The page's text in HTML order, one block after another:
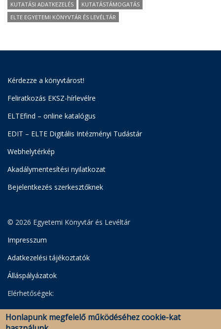
KUTATÁSI ADATKEZELÉS
KUTATÁSTÁMOGATÁS
ELTE EGYETEMI KÖNYVTÁR ÉS LEVÉLTÁR
Kérdezze a könyvtárost!
Feliratkozás EKSZ-hírlevélre
ELTEfind – online katalógus
EDIT – ELTE Digitális Intézményi Tudástár
Webhelytérkép
Akadálymentesítési nyilatkozat
Bejelentkezés szerkesztőknek
© 2026 Egyetemi Könyvtár és Levéltár
Impresszum
Adatkezelési tájékoztatók
Álláspályázatok
Elérhetőségek:
Egyetemi Könyvtár
Levéltár
Honlapunk megfelelő működéséhez cookie-kat